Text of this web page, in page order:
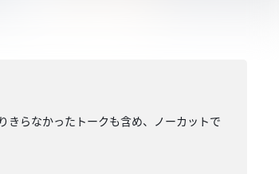
きらなかったトークも含め、ノーカットで